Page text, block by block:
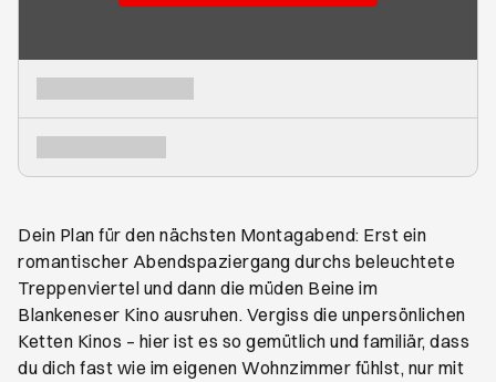
Dein Plan für den nächsten Montagabend: Erst ein
romantischer Abendspaziergang durchs beleuchtete
Treppenviertel und dann die müden Beine im
Blankeneser Kino ausruhen. Vergiss die unpersönlichen
Ketten Kinos – hier ist es so gemütlich und familiär, dass
du dich fast wie im eigenen Wohnzimmer fühlst, nur mit